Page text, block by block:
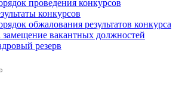
проведения конкурсов
конкурсов
обжалования результатов конкурса
замещение вакантных должностей
резерв